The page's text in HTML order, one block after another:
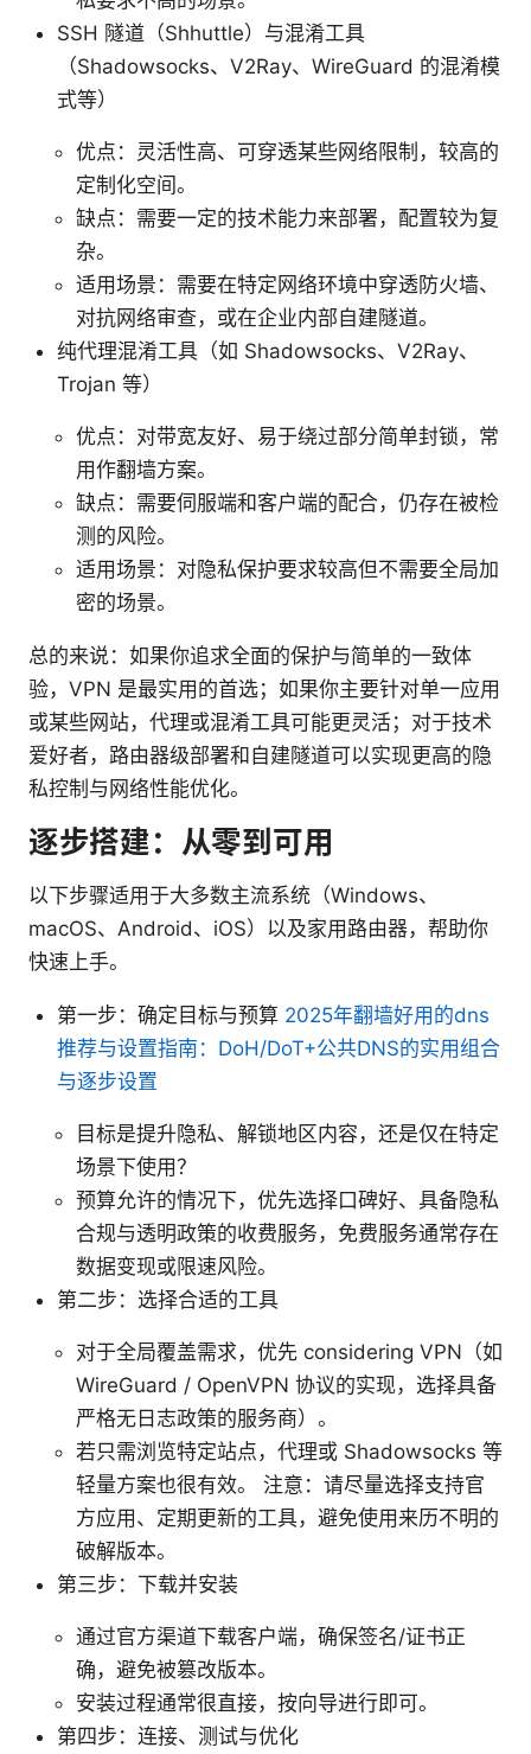
SSH 隧道（Shhuttle）与混淆工具
（Shadowsocks、V2Ray、WireGuard 的混淆模
式等）
优点：灵活性高、可穿透某些网络限制，较高的
定制化空间。
缺点：需要一定的技术能力来部署，配置较为复
杂。
适用场景：需要在特定网络环境中穿透防火墙、
对抗网络审查，或在企业内部自建隧道。
纯代理混淆工具（如 Shadowsocks、V2Ray、
Trojan 等）
优点：对带宽友好、易于绕过部分简单封锁，常
用作翻墙方案。
缺点：需要伺服端和客户端的配合，仍存在被检
测的风险。
适用场景：对隐私保护要求较高但不需要全局加
密的场景。
总的来说：如果你追求全面的保护与简单的一致体
验，VPN 是最实用的首选；如果你主要针对单一应用
或某些网站，代理或混淆工具可能更灵活；对于技术
爱好者，路由器级部署和自建隧道可以实现更高的隐
私控制与网络性能优化。
逐步搭建：从零到可用
以下步骤适用于大多数主流系统（Windows、
macOS、Android、iOS）以及家用路由器，帮助你
快速上手。
第一步：确定目标与预算 2025年翻墙好用的dns
推荐与设置指南：DoH/DoT+公共DNS的实用组合
与逐步设置
目标是提升隐私、解锁地区内容，还是仅在特定
场景下使用？
预算允许的情况下，优先选择口碑好、具备隐私
合规与透明政策的收费服务，免费服务通常存在
数据变现或限速风险。
第二步：选择合适的工具
对于全局覆盖需求，优先 considering VPN（如
WireGuard / OpenVPN 协议的实现，选择具备
严格无日志政策的服务商）。
若只需浏览特定站点，代理或 Shadowsocks 等
轻量方案也很有效。 注意：请尽量选择支持官
方应用、定期更新的工具，避免使用来历不明的
破解版本。
第三步：下载并安装
通过官方渠道下载客户端，确保签名/证书正
确，避免被篡改版本。
安装过程通常很直接，按向导进行即可。
第四步：连接、测试与优化